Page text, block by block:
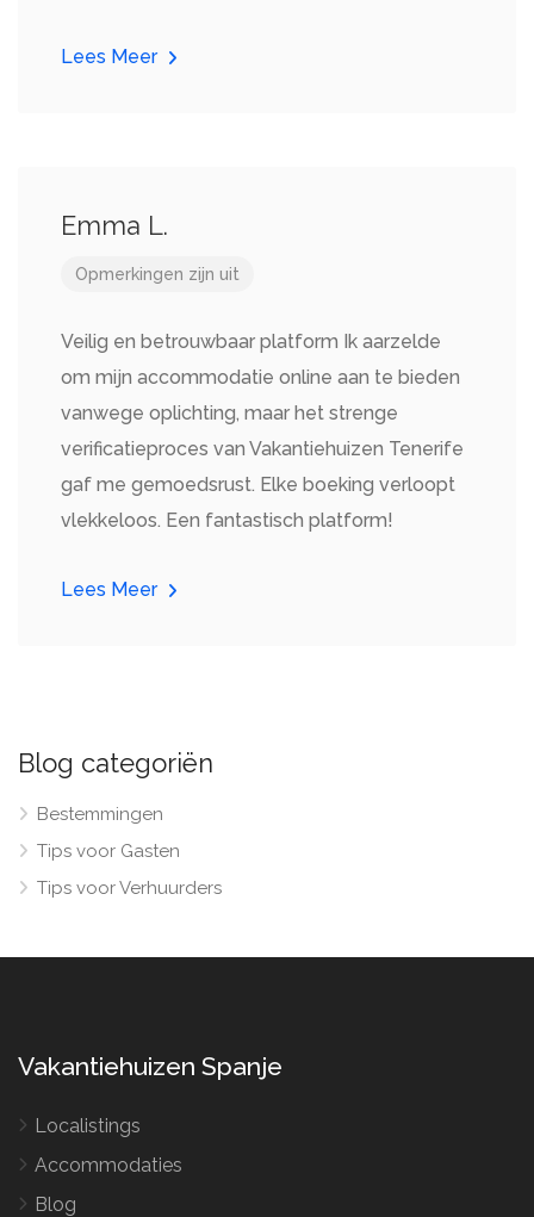
Lees Meer
Emma L.
Opmerkingen zijn uit
Veilig en betrouwbaar platform Ik aarzelde
om mijn accommodatie online aan te bieden
vanwege oplichting, maar het strenge
verificatieproces van Vakantiehuizen Tenerife
gaf me gemoedsrust. Elke boeking verloopt
vlekkeloos. Een fantastisch platform!
Lees Meer
Blog categoriën
Bestemmingen
Tips voor Gasten
Tips voor Verhuurders
Vakantiehuizen Spanje
Localistings
Accommodaties
Blog